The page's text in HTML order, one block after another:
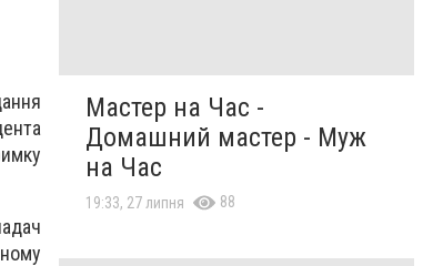
Мастер на Час -
Домашний мастер - Муж
на Час
19:33, 27 липня 88